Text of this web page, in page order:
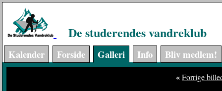
De studerendes vandreklub
Kalender Forside Galleri Info Bliv medlem!
«Forrige